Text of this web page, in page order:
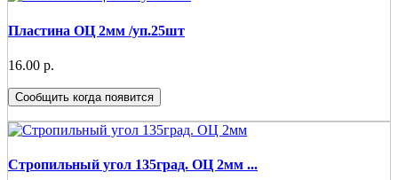
Пластина ОЦ 2мм /уп.25шт
16.00 р.
Сообщить когда появится
Стропильный угол 135град. ОЦ 2мм ...